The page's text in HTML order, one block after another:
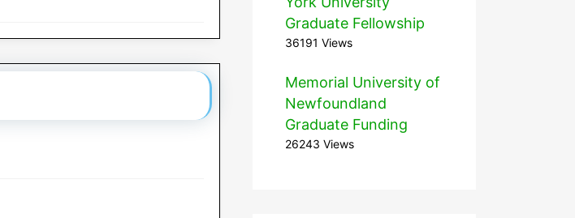
Graduate Fellowship
36191 Views
Memorial University of
Newfoundland
Graduate Funding
26243 Views